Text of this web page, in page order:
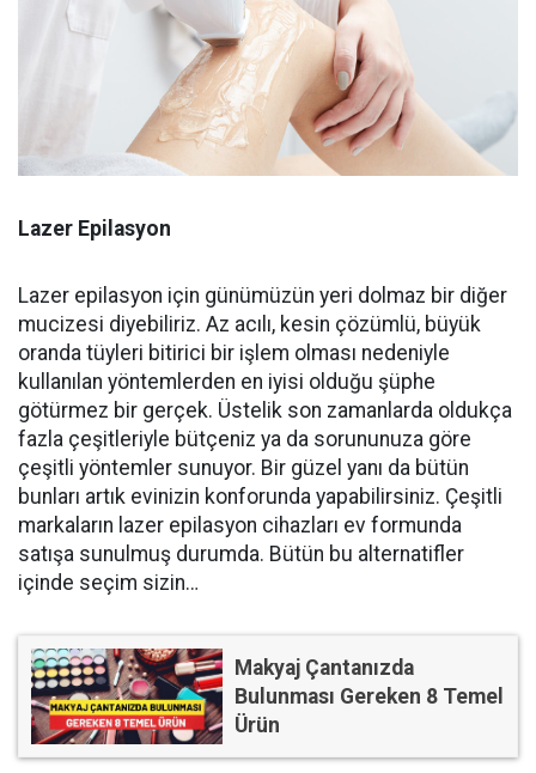
Lazer Epilasyon
Lazer epilasyon için günümüzün yeri dolmaz bir diğer
mucizesi diyebiliriz. Az acılı, kesin çözümlü, büyük
oranda tüyleri bitirici bir işlem olması nedeniyle
kullanılan yöntemlerden en iyisi olduğu şüphe
götürmez bir gerçek. Üstelik son zamanlarda oldukça
fazla çeşitleriyle bütçeniz ya da sorununuza göre
çeşitli yöntemler sunuyor. Bir güzel yanı da bütün
bunları artık evinizin konforunda yapabilirsiniz. Çeşitli
markaların lazer epilasyon cihazları ev formunda
satışa sunulmuş durumda. Bütün bu alternatifler
içinde seçim sizin…
Makyaj Çantanızda
Bulunması Gereken 8 Temel
Ürün